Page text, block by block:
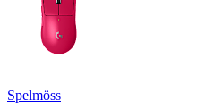
Spelmöss